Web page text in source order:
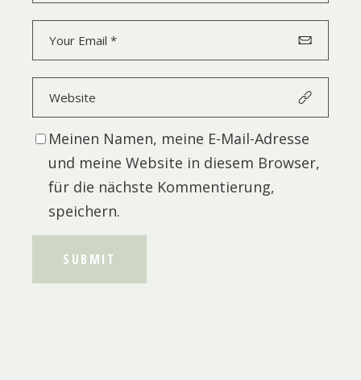
Meinen Namen, meine E-Mail-Adresse
und meine Website in diesem Browser,
für die nächste Kommentierung,
speichern.
SUBMIT